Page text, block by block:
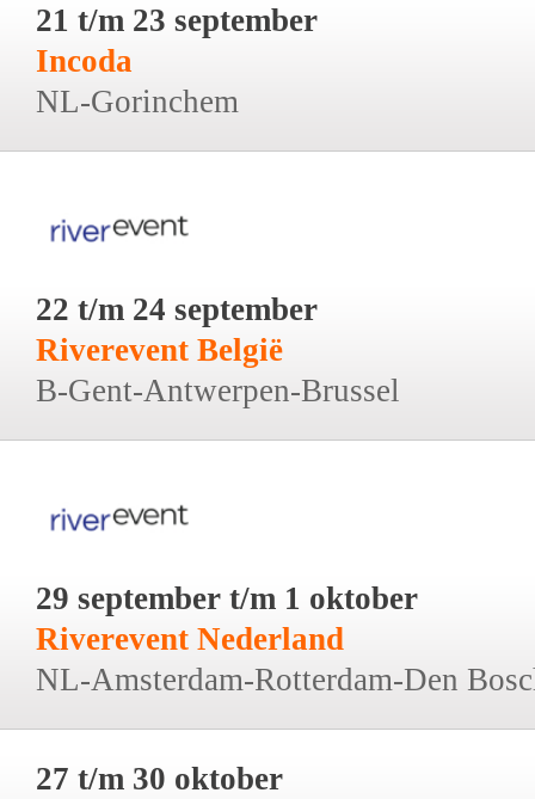
21 t/m 23 september
Incoda
NL-Gorinchem
22 t/m 24 september
Riverevent België
B-Gent-Antwerpen-Brussel
29 september t/m 1 oktober
Riverevent Nederland
NL-Amsterdam-Rotterdam-Den
27 t/m 30 oktober